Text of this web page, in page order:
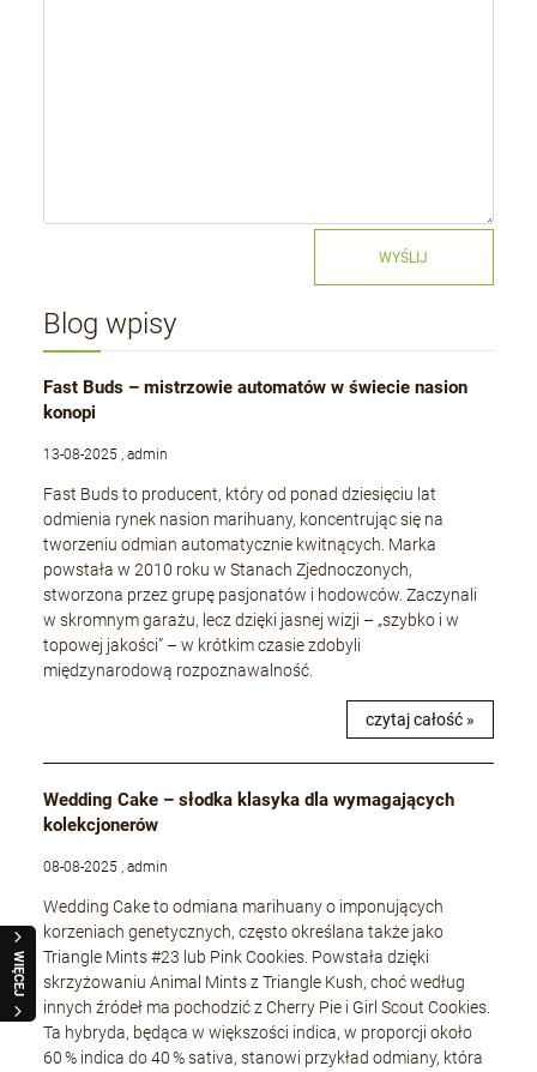
WIĘCEJ
WYŚLIJ
Blog wpisy
Fast Buds – mistrzowie automatów w świecie nasion
konopi
13-08-2025 , admin
Fast Buds to producent, który od ponad dziesięciu lat
odmienia rynek nasion marihuany, koncentrując się na
tworzeniu odmian automatycznie kwitnących. Marka
powstała w 2010 roku w Stanach Zjednoczonych,
stworzona przez grupę pasjonatów i hodowców. Zaczynali
w skromnym garażu, lecz dzięki jasnej wizji – „szybko i w
topowej jakości” – w krótkim czasie zdobyli
międzynarodową rozpoznawalność.
czytaj całość »
Wedding Cake – słodka klasyka dla wymagających
kolekcjonerów
08-08-2025 , admin
Wedding Cake to odmiana marihuany o imponujących
korzeniach genetycznych, często określana także jako
Triangle Mints #23 lub Pink Cookies. Powstała dzięki
skrzyżowaniu Animal Mints z Triangle Kush, choć według
innych źródeł ma pochodzić z Cherry Pie i Girl Scout Cookies.
Ta hybryda, będąca w większości indica, w proporcji około
60 % indica do 40 % sativa, stanowi przykład odmiany, która